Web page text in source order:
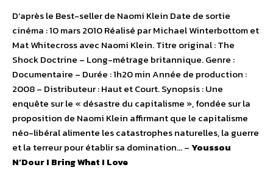
D’après le Best-seller de Naomi Klein Date de sortie
cinéma : 10 mars 2010 Réalisé par Michael Winterbottom et
Mat Whitecross avec Naomi Klein. Titre original : The
Shock Doctrine – Long-métrage britannique. Genre :
Documentaire – Durée : 1h20 min Année de production :
2008 – Distributeur : Haut et Court. Synopsis : Une
enquête sur le « désastre du capitalisme », fondée sur la
proposition de Naomi Klein affirmant que le capitalisme
néo-libéral alimente les catastrophes naturelles, la guerre
et la terreur pour établir sa domination… –Youssou
N’Dour I Bring What I Love